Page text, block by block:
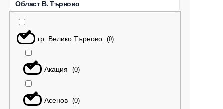
Област В. Търново
гр. Велико Търново (0)
Акация (0)
Асенов (0)